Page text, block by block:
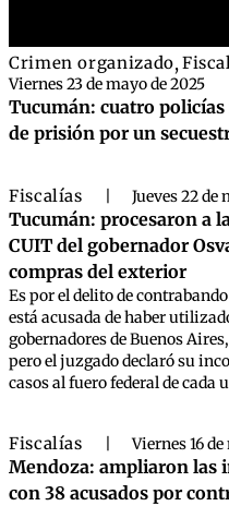
Crimen organizado,
Viernes 23 de mayo de 2025
Tucumán: cuatro policías
de prisión por un
Fiscalías Jueves 22 de
Tucumán: procesaron a
CUIT del gobernador
compras del exterior
Es por el delito de
está acusada de haber
gobernadores de Buenos
pero el juzgado declaró su
casos al fuero federal de cada
Fiscalías Viernes 16
Mendoza: ampliaron las
con 38 acusados por